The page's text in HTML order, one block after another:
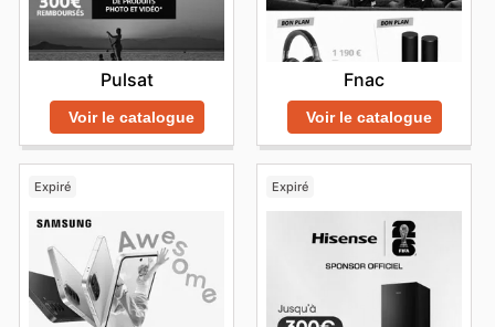
Pulsat
Voir le catalogue
Fnac
Voir le catalogue
Expiré Expiré